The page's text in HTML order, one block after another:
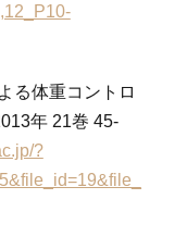
る体重コントロ
年 21巻 45-
?